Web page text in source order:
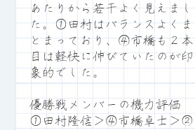
あたりから若干よく見えまし
た。①田村はバランスよくま
とまっており、④市橋も２本
目は軽快に伸びていたのが印
象的でした。
優勝戦メンバーの機力評価
①田村隆信＞④市橋卓士＞②